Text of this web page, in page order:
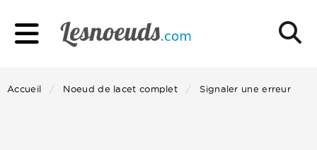
Accueil Noeud de lacet complet Signaler une erreur